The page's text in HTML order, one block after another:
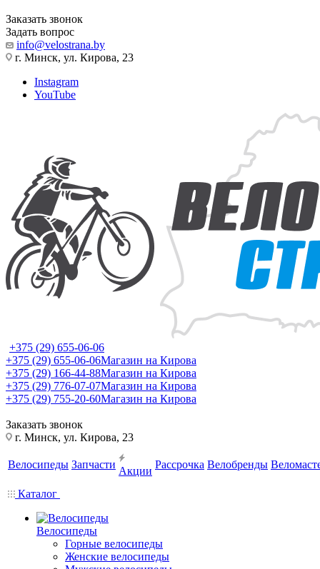
Заказать звонок
Задать вопрос
info@velostrana.by
г. Минск, ул. Кирова, 23
Instagram
YouTube
+375 (29) 655-06-06
+375 (29) 655-06-06Магазин на Кирова
+375 (29) 166-44-88Магазин на Кирова
+375 (29) 776-07-07Магазин на Кирова
+375 (29) 755-20-60Магазин на Кирова
Заказать звонок
г. Минск, ул. Кирова, 23
Велосипеды Запчасти
Акции
Рассрочка Велобренды
Каталог
Велосипеды
Горные велосипеды
Женские велосипеды